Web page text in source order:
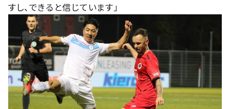
すし、できると信じています」